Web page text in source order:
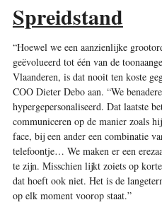
Spreidstand
“Hoewel we een aanzienlijke
geëvolueerd tot één van de
Vlaanderen, is dat nooit ten koste
COO Dieter Debo aan. “We
hypergepersonaliseerd. Dat laatste
communiceren op de manier zoals
face, bij een ander een combinatie
telefoontje… We maken er een
te zijn. Misschien lijkt zoiets op
dat hoeft ook niet. Het is de
op elk moment voorop staat.”